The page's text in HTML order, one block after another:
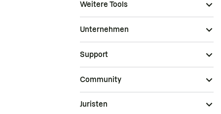
Weitere Tools
Unternehmen
Support
Community
Juristen